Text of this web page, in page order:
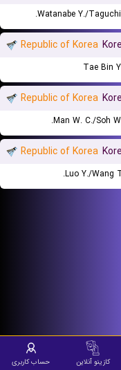
Watanabe Y./Taguchi
Republic of Korea
Tae Bin
Republic of Korea
Man W. C./Soh
Republic of Korea
Luo Y./Wang
کازینو آنلاین حساب کاربری